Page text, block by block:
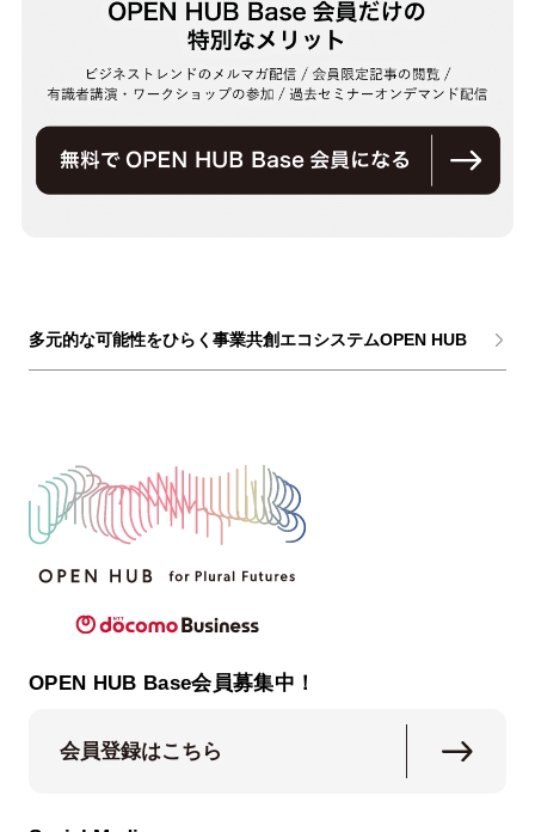
多元的な可能性をひらく事業共創エコシステムOPEN HUB
OPEN HUB Base会員募集中！
会員登録はこちら